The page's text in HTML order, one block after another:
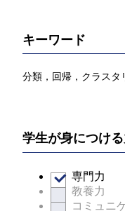
キーワード
分類，回帰，クラスタ
学生が身につける
専門力
教養力
コミュニ